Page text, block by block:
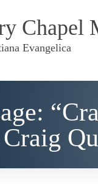
Chapel
Evangelica